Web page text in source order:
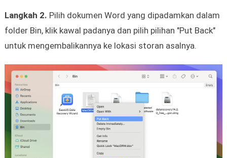
Langkah 2. Pilih dokumen Word yang dipadamkan dalam
folder Bin, klik kawal padanya dan pilih pilihan "Put Back"
untuk mengembalikannya ke lokasi storan asalnya.